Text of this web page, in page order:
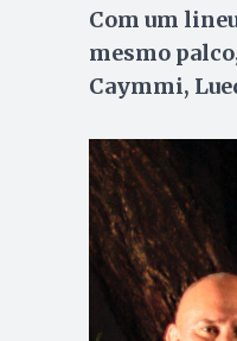
Com um
mesmo
Caymmi,